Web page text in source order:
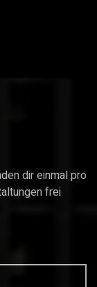
dir einmal pro
frei